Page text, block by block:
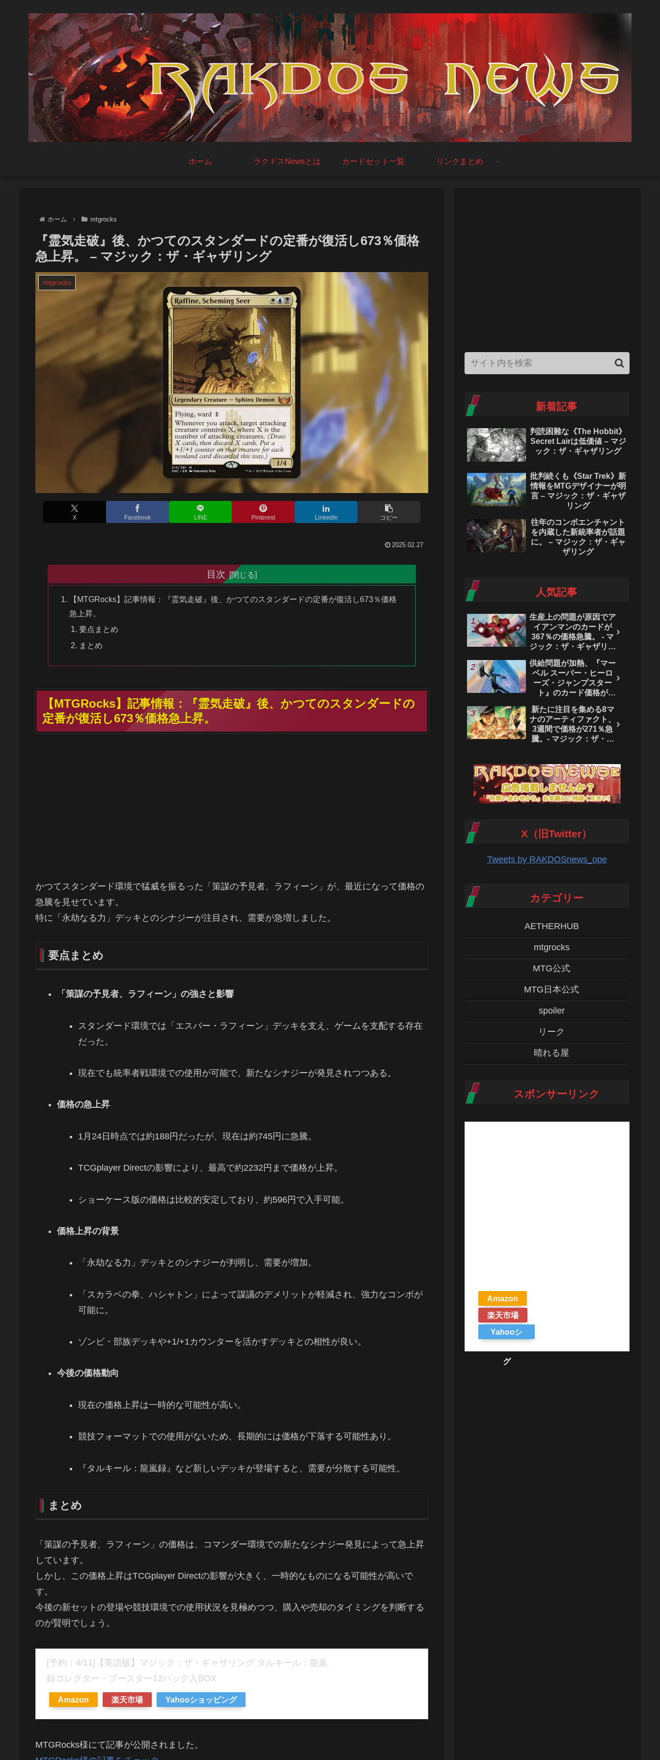
ホーム ラクドスNewsとは カードセット一覧 リンクまとめ
ホーム mtgrocks
『霊気走破』後、かつてのスタンダードの定番が復活し673％価格
急上昇。 – マジック：ザ・ギャザリング
mtgrocks
X Facebook LINE Pinterest LinkedIn コピー
2025.02.27
目次
【MTGRocks】記事情報：『霊気走破』後、かつてのスタンダードの定番が復活し673％価格
急上昇。
要点まとめ
まとめ
【MTGRocks】記事情報：『霊気走破』後、かつてのスタンダードの
定番が復活し673％価格急上昇。
かつてスタンダード環境で猛威を振るった「策謀の予見者、ラフィーン」が、最近になって価格の
急騰を見せています。
特に「永劫なる力」デッキとのシナジーが注目され、需要が急増しました。
要点まとめ
「策謀の予見者、ラフィーン」の強さと影響
スタンダード環境では「エスパー・ラフィーン」デッキを支え、ゲームを支配する存在
だった。
現在でも統率者戦環境での使用が可能で、新たなシナジーが発見されつつある。
価格の急上昇
1月24日時点では約188円だったが、現在は約745円に急騰。
TCGplayer Directの影響により、最高で約2232円まで価格が上昇。
ショーケース版の価格は比較的安定しており、約596円で入手可能。
価格上昇の背景
「永劫なる力」デッキとのシナジーが判明し、需要が増加。
「スカラベの拳、ハシャトン」によって謀議のデメリットが軽減され、強力なコンボが
可能に。
ゾンビ・部族デッキや+1/+1カウンターを活かすデッキとの相性が良い。
今後の価格動向
現在の価格上昇は一時的な可能性が高い。
競技フォーマットでの使用がないため、長期的には価格が下落する可能性あり。
『タルキール：龍嵐録』など新しいデッキが登場すると、需要が分散する可能性。
まとめ
「策謀の予見者、ラフィーン」の価格は、コマンダー環境での新たなシナジー発見によって急上昇
しています。
しかし、この価格上昇はTCGplayer Directの影響が大きく、一時的なものになる可能性が高いで
す。
今後の新セットの登場や競技環境での使用状況を見極めつつ、購入や売却のタイミングを判断する
のが賢明でしょう。
[予約：4/11]【英語版】マジック：ザ・ギャザリング タルキール：龍嵐
録コレクター・ブースター12パック入BOX
Amazon 楽天市場 Yahooショッピング
MTGRocks様にて記事が公開されました。
新着記事
判読困難な《The Hobbit》
Secret Lairは低価値 – マジ
ック：ザ・ギャザリング
批判続くも《Star Trek》新
情報をMTGデザイナーが明
言 – マジック：ザ・ギャザ
リング
往年のコンボエンチャント
を内蔵した新統率者が話題
に。 – マジック：ザ・ギャ
ザリング
人気記事
生産上の問題が原因でア
イアンマンのカードが
367％の価格急騰。 - マ
ジック：ザ・ギャザリン
供給問題が加熱、『マー
ベル スーパー・ヒーロ
ーズ・ジャンプスター
ト』のカード価格が
ク：ザ・ギャザリング
新たに注目を集める8マ
ナのアーティファクト、
3週間で価格が271％急
騰。- マジック：ザ・ギ
X（旧Twitter）
Tweets by RAKDOSnews_ope
カテゴリー
AETHERHUB
mtgrocks
MTG公式
MTG日本公式
spoiler
リーク
晴れる屋
スポンサーリンク
Amazon
楽天市場
Yahooシ
グ